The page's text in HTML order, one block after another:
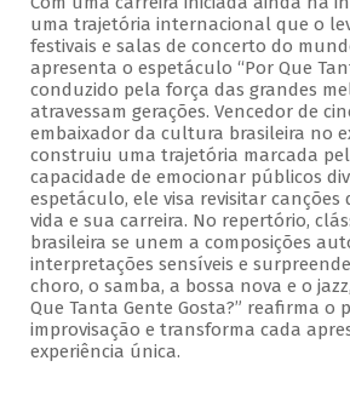
uma trajetória internacional que o
festivais e salas de concerto do
apresenta o espetáculo “Por Que
conduzido pela força das grandes
atravessam gerações. Vencedor de
embaixador da cultura brasileira no
construiu uma trajetória marcada
capacidade de emocionar públicos
espetáculo, ele visa revisitar canções
vida e sua carreira. No repertório,
brasileira se unem a composições
interpretações sensíveis e
choro, o samba, a bossa nova e o
Que Tanta Gente Gosta?” reafirma o
improvisação e transforma cada
experiência única.